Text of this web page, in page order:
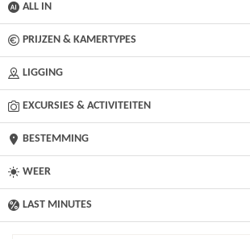
ALL IN
PRIJZEN & KAMERTYPES
LIGGING
EXCURSIES & ACTIVITEITEN
BESTEMMING
WEER
LAST MINUTES